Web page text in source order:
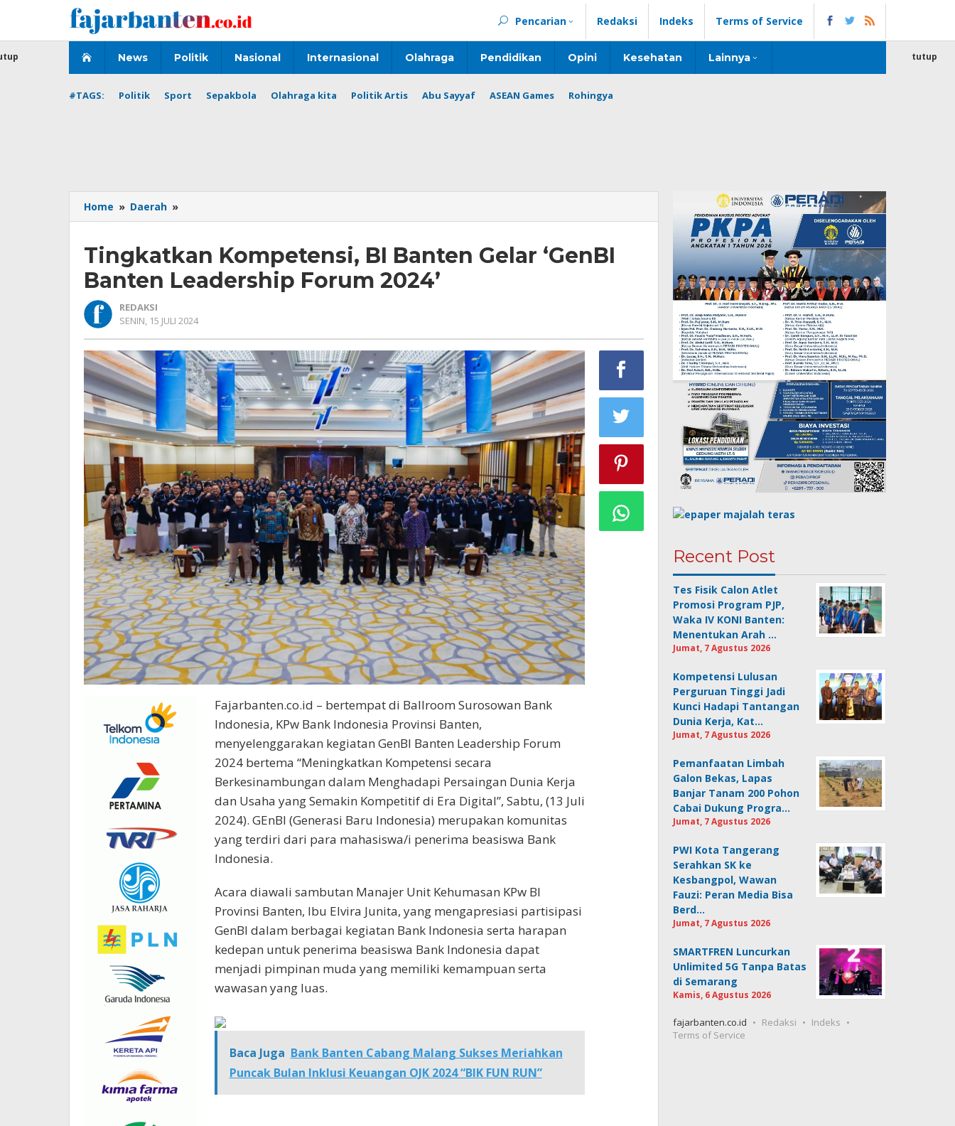
Pencarian Redaksi Indeks Terms of Service
News Politik Nasional Internasional Olahraga Pendidikan Opini Kesehatan Lainnya
#TAGS: Politik Sport Sepakbola Olahraga kita Politik Artis Abu Sayyaf ASEAN Games Rohingya
tutup
Home » Daerah »
Kompetensi,
Banten
Gelar
'GenBI
Forum
2024'
Tingkatkan Kompetensi, BI Banten Gelar ‘GenBI
Banten Leadership Forum 2024’
REDAKSI
SENIN, 15 JULI 2024
Fajarbanten.co.id – bertempat di Ballroom Surosowan Bank
Indonesia, KPw Bank Indonesia Provinsi Banten,
menyelenggarakan kegiatan GenBI Banten Leadership Forum
2024 bertema “Meningkatkan Kompetensi secara
Berkesinambungan dalam Menghadapi Persaingan Dunia Kerja
dan Usaha yang Semakin Kompetitif di Era Digital”, Sabtu, (13 Juli
2024). GEnBI (Generasi Baru Indonesia) merupakan komunitas
yang terdiri dari para mahasiswa/i penerima beasiswa Bank
Indonesia.
Acara diawali sambutan Manajer Unit Kehumasan KPw BI
Provinsi Banten, Ibu Elvira Junita, yang mengapresiasi partisipasi
GenBI dalam berbagai kegiatan Bank Indonesia serta harapan
kedepan untuk penerima beasiswa Bank Indonesia dapat
menjadi pimpinan muda yang memiliki kemampuan serta
wawasan yang luas.
Baca Juga Bank Banten Cabang Malang Sukses Meriahkan
Puncak Bulan Inklusi Keuangan OJK 2024 “BIK FUN RUN”
Recent Post
Tes Fisik Calon Atlet
Promosi Program PJP,
Waka IV KONI Banten:
Menentukan Arah …
Jumat, 7 Agustus 2026
Kompetensi Lulusan
Perguruan Tinggi Jadi
Kunci Hadapi Tantangan
Dunia Kerja, Kat…
Jumat, 7 Agustus 2026
Pemanfaatan Limbah
Galon Bekas, Lapas
Banjar Tanam 200 Pohon
Cabai Dukung Progra…
Jumat, 7 Agustus 2026
PWI Kota Tangerang
Serahkan SK ke
Kesbangpol, Wawan
Fauzi: Peran Media Bisa
Berd…
Jumat, 7 Agustus 2026
SMARTFREN Luncurkan
Unlimited 5G Tanpa Batas
di Semarang
Kamis, 6 Agustus 2026
fajarbanten.co.id Redaksi
Indeks
Terms of Service